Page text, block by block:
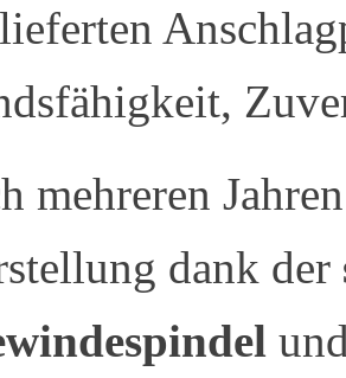
mehreren
dank der